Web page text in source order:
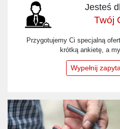
Jesteś
Twój
Przygotujemy Ci specjalną
krótką ankietę, a
Wypełnij